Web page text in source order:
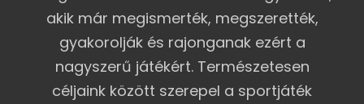
akik már megismerték, megszerették,
gyakorolják és rajonganak ezért a
nagyszerű játékért. Természetesen
céljaink között szerepel a sportjáték